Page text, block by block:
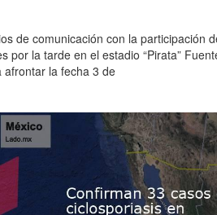
de comunicación con la participación
la tarde en el estadio “Pirata”
la fecha 3 de